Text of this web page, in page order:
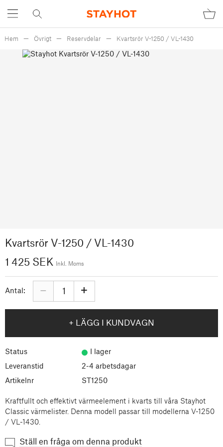
Hem Övrigt Reservdelar Kvartsrör V-1250 / VL-1430
Kvartsrör V-1250 / VL-1430
1 425 SEK
Inkl. Moms
Kraftfullt och effektivt värmeelement i kvarts till våra Stayhot
Classic värmelister. Denna modell passar till modellerna V-1250
/ VL-1430.
Antal: – +
+ LÄGG I KUNDVAGN
Status I lager
Leveranstid 2-4 arbetsdagar
Artikelnr ST1250
Ställ en fråga om denna produkt